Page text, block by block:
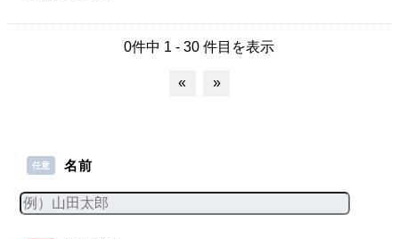
0件中 1 - 30 件目を表示
« »
任意 名前